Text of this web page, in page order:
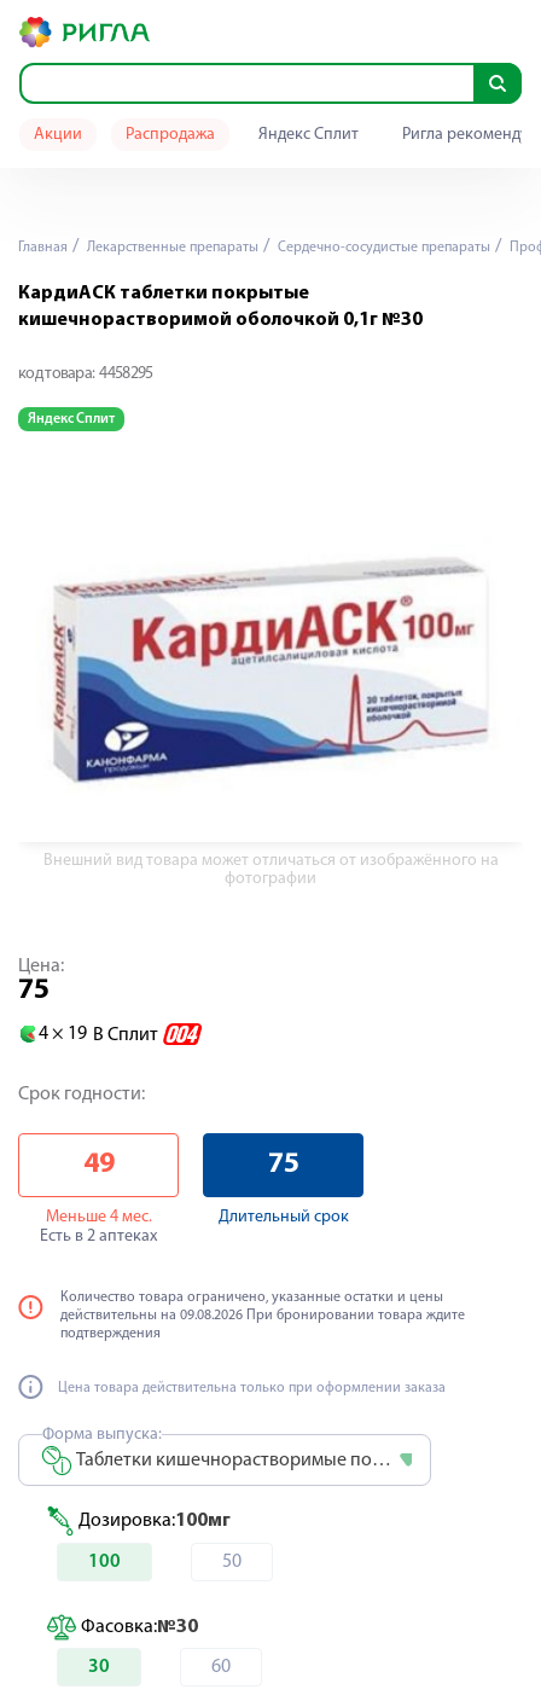
Акции Распродажа Яндекс Сплит Ригла
Главная Лекарственные препараты Сердечно-сосудистые препараты
КардиАСК таблетки покрытые
кишечнорастворимой оболочкой 0,1г №30
код товара: 4458295
Яндекс Сплит
Внешний вид товара может отличаться от изображённого на
фотографии
Цена:
75
4 × 19 В Сплит
Срок годности:
49
Меньше 4 мес.
Есть в 2 аптеках
75
Длительный срок
Количество товара ограничено, указанные остатки и цены
действительны на 09.08.2026 При бронировании товара ждите
подтверждения
Цена товара действительна только при оформлении заказа
Форма выпуска:
Таблетки кишечнорастворимые покрытые оболочкой
Дозировка:100мг
100 50
Фасовка:№30
30 60